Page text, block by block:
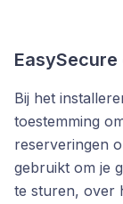
Bij het
toestemming
reserveringen
gebruikt om je
te sturen, over